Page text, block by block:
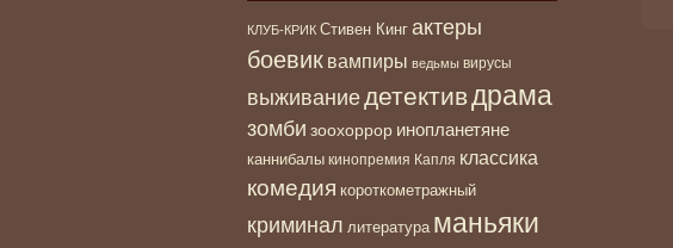
КЛУБ-КРИК Стивен Кинг актеры
боевик вампиры ведьмы вирусы
выживаниедетективдрама
зомби зоохоррор инопланетяне
каннибалы кинопремия Капля классика
комедия короткометражный
криминал литература маньяки